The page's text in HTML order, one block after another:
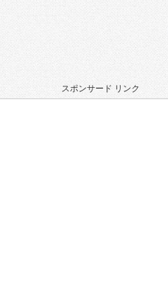
スポンサード リンク